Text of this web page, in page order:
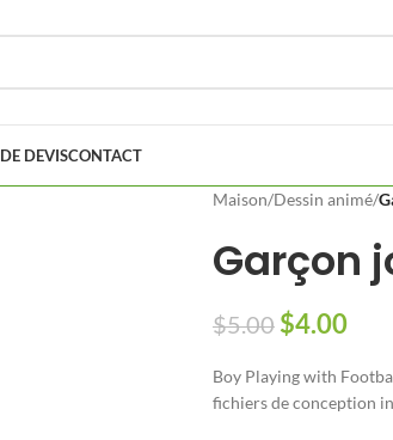
DEVISCONTACT
Maison/Dessin animé/
Garçon
$5.00 $4.00
Boy Playing with
fichiers de conception